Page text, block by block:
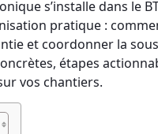
s’installe dans le
pratique :
et coordonner la
étapes
vos chantiers.